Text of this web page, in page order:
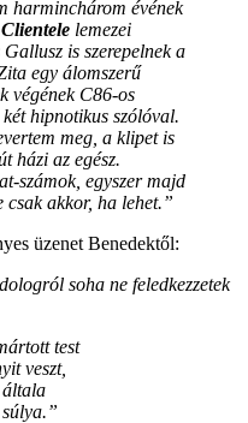
harminchárom évének
lemezei
is szerepelnek a
egy álomszerű
végének C86-os
hipnotikus szólóval.
meg, a klipet is
házi az egész.
számok, egyszer majd
csak akkor, ha lehet.”
üzenet Benedektől:
soha ne feledkezzetek
test
veszt,
általa